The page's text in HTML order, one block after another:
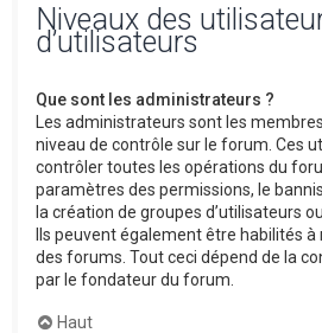
Niveaux des
d’utilisateurs
Que sont les administrateurs ?
Les administrateurs sont les
niveau de contrôle sur le forum. Ces
contrôler toutes les opérations du
paramètres des permissions, le
la création de groupes d’utilisateurs
Ils peuvent également être habilités à
des forums. Tout ceci dépend de la
par le fondateur du forum.
Haut